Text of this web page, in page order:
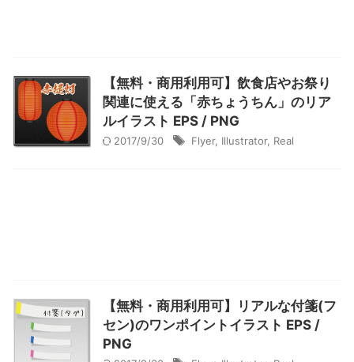
【無料・商用利用可】飲食店やお祭り
関連に使える「赤ちょうちん」のリア
ルイラスト EPS / PNG
2017/9/30 Flyer, Illustrator, Real
【無料・商用利用可】リアルな付箋(フ
セン)のワンポイントイラスト EPS /
PNG